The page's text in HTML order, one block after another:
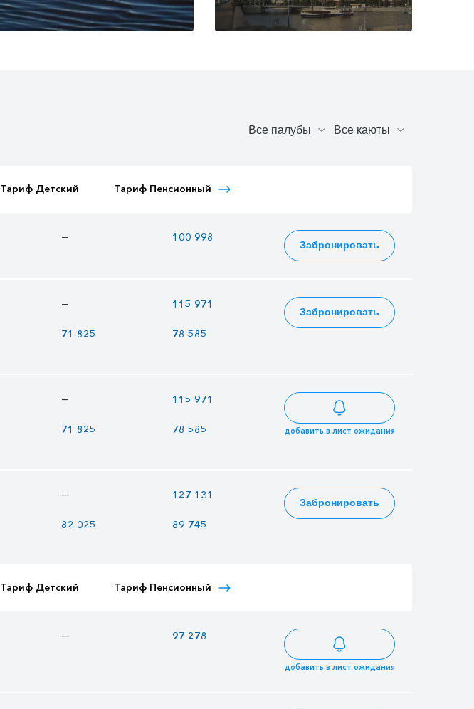
Тариф Детский Тариф Пенсионный
— 100 998 97 740
Забронировать
— 115 971 112 230
71 825 78 585
Забронировать
— 115 971 112 230
71 825 78 585 76 050
добавить в лист ожидания
— 127 131 123 030
82 025 89 745
Забронировать
Тариф Детский Тариф Пенсионный
— 97 278 94 140
добавить в лист ожидания